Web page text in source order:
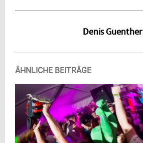
Denis Guenther
ÄHNLICHE BEITRÄGE